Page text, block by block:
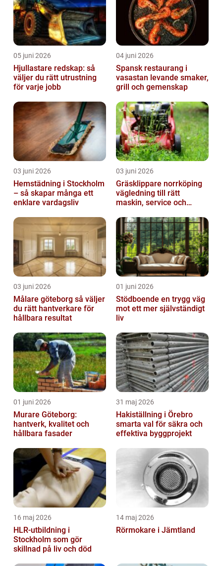
05 juni 2026
Hjullastare redskap: så
väljer du rätt utrustning
för varje jobb
04 juni 2026
Spansk restaurang i
vasastan levande smaker,
grill och gemenskap
03 juni 2026
Hemstädning i Stockholm
– så skapar många ett
enklare vardagsliv
03 juni 2026
Gräsklippare norrköping
vägledning till rätt
maskin, service och
03 juni 2026
Målare göteborg så väljer
du rätt hantverkare för
hållbara resultat
01 juni 2026
Stödboende en trygg väg
mot ett mer självständigt
liv
01 juni 2026
Murare Göteborg:
hantverk, kvalitet och
hållbara fasader
31 maj 2026
Hakiställning i Örebro
smarta val för säkra och
effektiva byggprojekt
16 maj 2026
HLR-utbildning i
Stockholm som gör
skillnad på liv och död
14 maj 2026
Rörmokare i Jämtland